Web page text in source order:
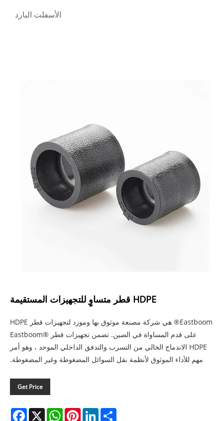
الأسفلت البارد
HDPE قطر متساوٍ للتجهيزات المستقيمة
Eastboom® هي شركة مصنعة موثوق بها ومورد لتجهيزات قطر HDPE
على قدم المساواة في الصين. تضمن تجهيزات قطر Eastboom®
HDPE الاندماج الخالي من التسرب والتدفق الداخلي الموحد ، وهو أمر
مهم للأداء الموثوق لأنظمة نقل السوائل المضغوطة وغير المضغوطة.
Get Price
X
WhatsAppPinterestLinkedInShare